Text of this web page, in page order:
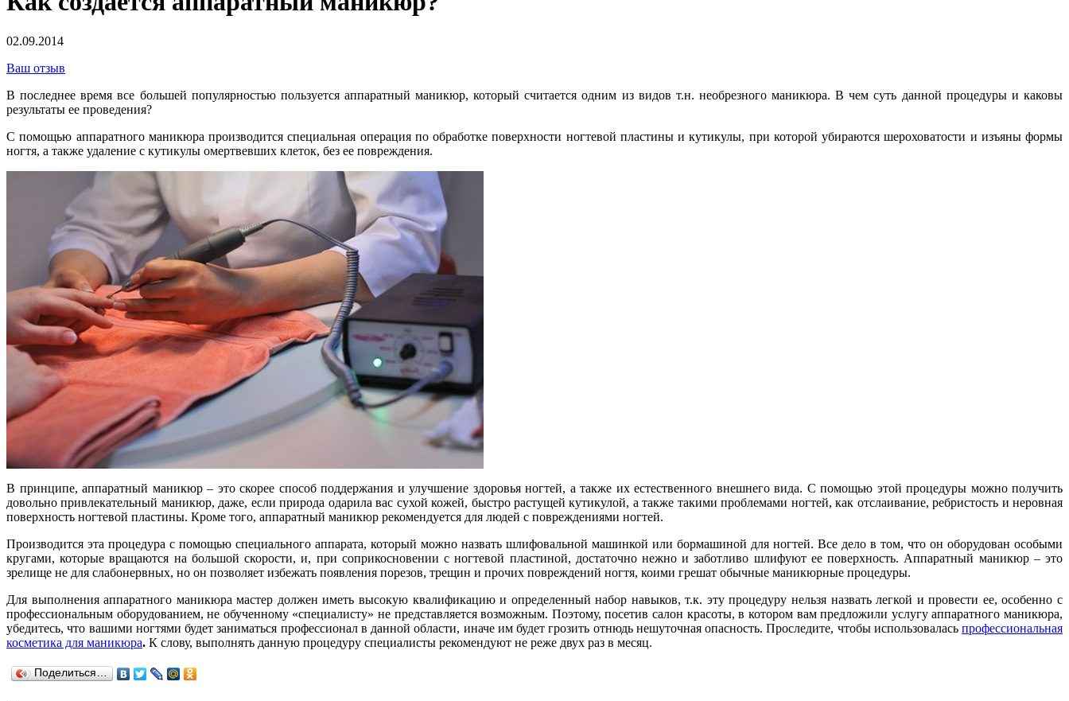
02.09.2014
Ваш отзыв
В последнее время все большей популярностью пользуется аппаратный маникюр, который считается одним из видов т.н. необрезного маникюра. В чем суть данной процедуры и каковы
результаты ее проведения?
С помощью аппаратного маникюра производится специальная операция по обработке поверхности ногтевой пластины и кутикулы, при которой убираются шероховатости и изъяны формы
ногтя, а также удаление с кутикулы омертвевших клеток, без ее повреждения.
В принципе, аппаратный маникюр – это скорее способ поддержания и улучшение здоровья ногтей, а также их естественного внешнего вида. С помощью этой процедуры можно получить
довольно привлекательный маникюр, даже, если природа одарила вас сухой кожей, быстро растущей кутикулой, а также такими проблемами ногтей, как отслаивание, ребристость и неровная
поверхность ногтевой пластины. Кроме того, аппаратный маникюр рекомендуется для людей с повреждениями ногтей.
Производится эта процедура с помощью специального аппарата, который можно назвать шлифовальной машинкой или бормашиной для ногтей. Все дело в том, что он оборудован особыми
кругами, которые вращаются на большой скорости, и, при соприкосновении с ногтевой пластиной, достаточно нежно и заботливо шлифуют ее поверхность. Аппаратный маникюр – это
зрелище не для слабонервных, но он позволяет избежать появления порезов, трещин и прочих повреждений ногтя, коими грешат обычные маникюрные процедуры.
Для выполнения аппаратного маникюра мастер должен иметь высокую квалификацию и определенный набор навыков, т.к. эту процедуру нельзя назвать легкой и провести ее, особенно с
профессиональным оборудованием, не обученному «специалисту» не представляется возможным. Поэтому, посетив салон красоты, в котором вам предложили услугу аппаратного маникюра,
убедитесь, что вашими ногтями будет заниматься профессионал в данной области, иначе им будет грозить отнюдь нешуточная опасность. Проследите, чтобы использовалась профессиональная
косметика для маникюра. К слову, выполнять данную процедуру специалисты рекомендуют не реже двух раз в месяц.
Поделиться…